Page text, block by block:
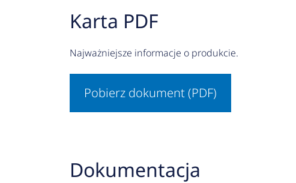
Karta PDF
Najważniejsze informacje o produkcie.
Pobierz dokument (PDF)
Dokumentacja